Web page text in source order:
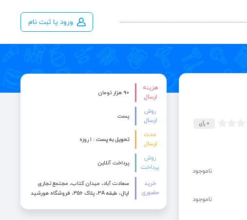
ورود یا ثبت نام
0 رأی
ناموجود
ناموجود
هزینه
ارسال
90 هزار تومان
روش
ارسال
پست
مدت
ارسال
تحویل به پست :
روش
پرداخت
پرداخت آنلاین
خرید
حضوری
سعادت آباد، میدان کتاب، مجتمع تجاری
اپال، طبقه 3A، پلاک ۳۵۶، فروشگاه هورشید